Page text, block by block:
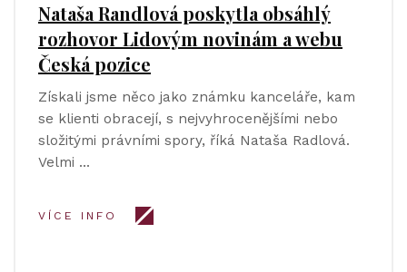
Nataša Randlová poskytla obsáhlý
rozhovor Lidovým novinám a webu
Česká pozice
Získali jsme něco jako známku kanceláře, kam
se klienti obracejí, s nejvyhrocenějšími nebo
složitými právními spory, říká Nataša Radlová.
Velmi …
VÍCE INFO